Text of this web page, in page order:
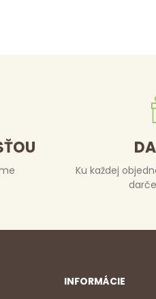
Ku každej
INFORMÁCIE